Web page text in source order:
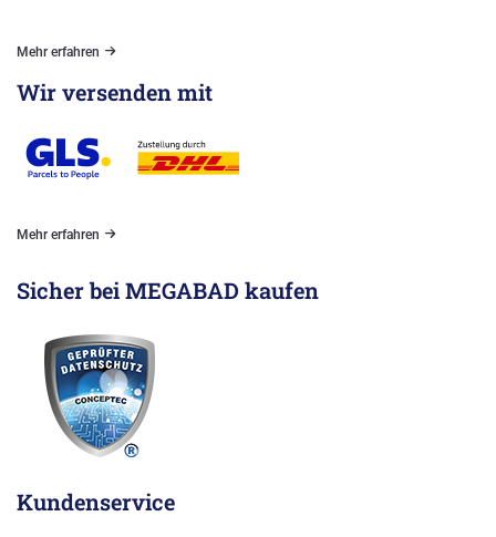
Mehr erfahren
Wir versenden mit
Mehr erfahren
Sicher bei MEGABAD kaufen
Kundenservice